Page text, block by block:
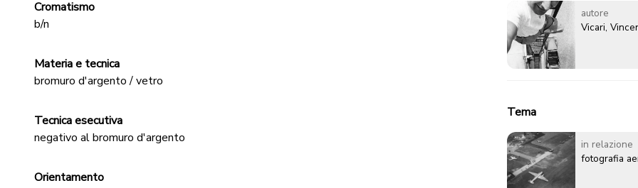
Cromatismo
b/n
Materia e tecnica
bromuro d'argento / vetro
Tecnica esecutiva
negativo al bromuro d'argento
Orientamento
autore
Vicari,
Tema
in relazione
fotografia